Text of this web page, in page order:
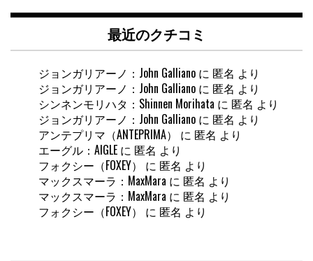
最近のクチコミ
ジョンガリアーノ：John Galliano に 匿名 より
ジョンガリアーノ：John Galliano に 匿名 より
シンネンモリハタ：Shinnen Morihata に 匿名 より
ジョンガリアーノ：John Galliano に 匿名 より
アンテプリマ（ANTEPRIMA）
に 匿名 より
エーグル：AIGLE に 匿名 より
フォクシー（FOXEY）
に 匿名 より
マックスマーラ：MaxMara に 匿名 より
マックスマーラ：MaxMara に 匿名 より
フォクシー（FOXEY）
に 匿名 より